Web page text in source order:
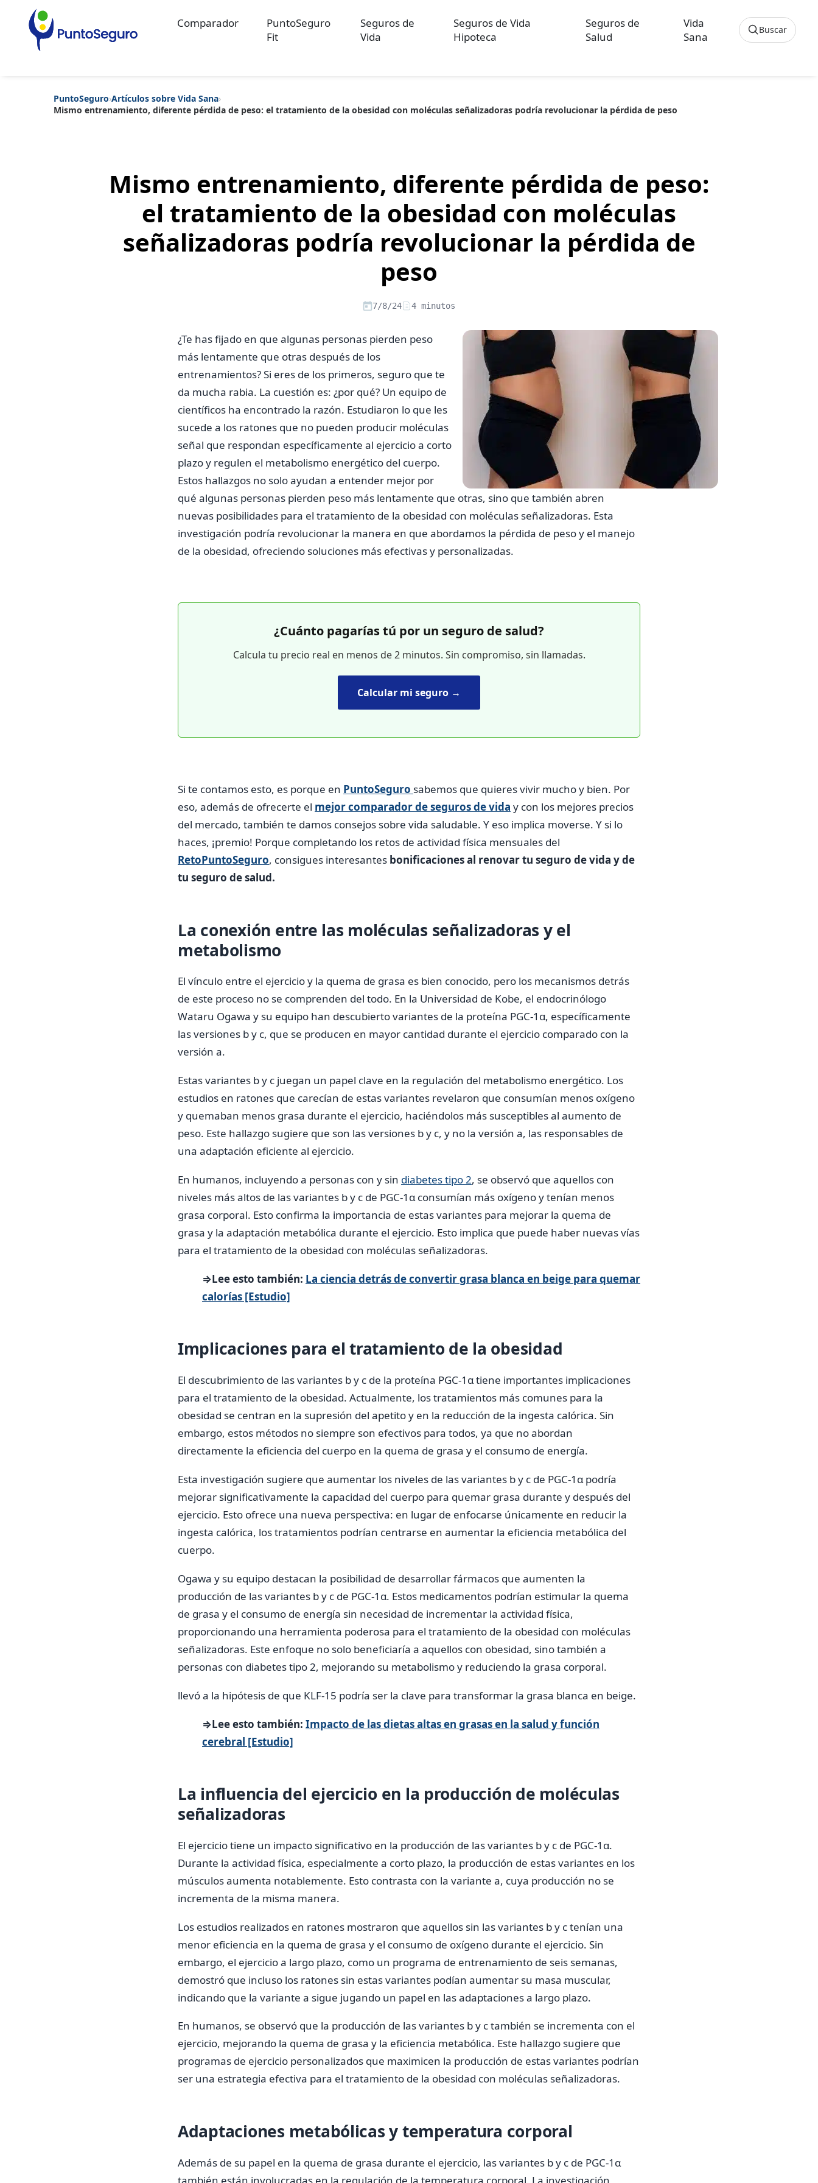
Categorías populares
Comparador
PuntoSeguro
Fit
Seguros de
Vida
Seguros de Vida
Hipoteca
Seguros de
Salud
Vida
Sana
Buscar
PuntoSeguro›Artículos sobre Vida Sana›
Mismo entrenamiento, diferente pérdida de peso: el tratamiento de la obesidad con moléculas señalizadoras podría revolucionar la pérdida de peso
Mismo entrenamiento, diferente pérdida de peso:
el tratamiento de la obesidad con moléculas
señalizadoras podría revolucionar la pérdida de
peso
7/8/24 4 minutos
¿Te has fijado en que algunas personas pierden peso
más lentamente que otras después de los
entrenamientos? Si eres de los primeros, seguro que te
da mucha rabia. La cuestión es: ¿por qué? Un equipo de
científicos ha encontrado la razón. Estudiaron lo que les
sucede a los ratones que no pueden producir moléculas
señal que respondan específicamente al ejercicio a corto
plazo y regulen el metabolismo energético del cuerpo.
Estos hallazgos no solo ayudan a entender mejor por
qué algunas personas pierden peso más lentamente que otras, sino que también abren
nuevas posibilidades para el tratamiento de la obesidad con moléculas señalizadoras. Esta
investigación podría revolucionar la manera en que abordamos la pérdida de peso y el manejo
de la obesidad, ofreciendo soluciones más efectivas y personalizadas.
¿Cuánto pagarías tú por un seguro de salud?
Calcula tu precio real en menos de 2 minutos. Sin compromiso, sin llamadas.
Calcular mi seguro →
Si te contamos esto, es porque en PuntoSeguro sabemos que quieres vivir mucho y bien. Por
eso, además de ofrecerte el mejor comparador de seguros de vida y con los mejores precios
del mercado, también te damos consejos sobre vida saludable. Y eso implica moverse. Y si lo
haces, ¡premio! Porque completando los retos de actividad física mensuales del
RetoPuntoSeguro, consigues interesantes bonificaciones al renovar tu seguro de vida y de
tu seguro de salud.
La conexión entre las moléculas señalizadoras y el
metabolismo
El vínculo entre el ejercicio y la quema de grasa es bien conocido, pero los mecanismos detrás
de este proceso no se comprenden del todo. En la Universidad de Kobe, el endocrinólogo
Wataru Ogawa y su equipo han descubierto variantes de la proteína PGC-1α, específicamente
las versiones b y c, que se producen en mayor cantidad durante el ejercicio comparado con la
versión a.
Estas variantes b y c juegan un papel clave en la regulación del metabolismo energético. Los
estudios en ratones que carecían de estas variantes revelaron que consumían menos oxígeno
y quemaban menos grasa durante el ejercicio, haciéndolos más susceptibles al aumento de
peso. Este hallazgo sugiere que son las versiones b y c, y no la versión a, las responsables de
una adaptación eficiente al ejercicio.
En humanos, incluyendo a personas con y sin diabetes tipo 2, se observó que aquellos con
niveles más altos de las variantes b y c de PGC-1α consumían más oxígeno y tenían menos
grasa corporal. Esto confirma la importancia de estas variantes para mejorar la quema de
grasa y la adaptación metabólica durante el ejercicio. Esto implica que puede haber nuevas vías
para el tratamiento de la obesidad con moléculas señalizadoras.
⇒Lee esto también: La ciencia detrás de convertir grasa blanca en beige para quemar
calorías [Estudio]
Implicaciones para el tratamiento de la obesidad
El descubrimiento de las variantes b y c de la proteína PGC-1α tiene importantes implicaciones
para el tratamiento de la obesidad. Actualmente, los tratamientos más comunes para la
obesidad se centran en la supresión del apetito y en la reducción de la ingesta calórica. Sin
embargo, estos métodos no siempre son efectivos para todos, ya que no abordan
directamente la eficiencia del cuerpo en la quema de grasa y el consumo de energía.
Esta investigación sugiere que aumentar los niveles de las variantes b y c de PGC-1α podría
mejorar significativamente la capacidad del cuerpo para quemar grasa durante y después del
ejercicio. Esto ofrece una nueva perspectiva: en lugar de enfocarse únicamente en reducir la
ingesta calórica, los tratamientos podrían centrarse en aumentar la eficiencia metabólica del
cuerpo.
Ogawa y su equipo destacan la posibilidad de desarrollar fármacos que aumenten la
producción de las variantes b y c de PGC-1α. Estos medicamentos podrían estimular la quema
de grasa y el consumo de energía sin necesidad de incrementar la actividad física,
proporcionando una herramienta poderosa para el tratamiento de la obesidad con moléculas
señalizadoras. Este enfoque no solo beneficiaría a aquellos con obesidad, sino también a
personas con diabetes tipo 2, mejorando su metabolismo y reduciendo la grasa corporal.
llevó a la hipótesis de que KLF-15 podría ser la clave para transformar la grasa blanca en beige.
⇒Lee esto también: Impacto de las dietas altas en grasas en la salud y función
cerebral [Estudio]
La influencia del ejercicio en la producción de moléculas
señalizadoras
El ejercicio tiene un impacto significativo en la producción de las variantes b y c de PGC-1α.
Durante la actividad física, especialmente a corto plazo, la producción de estas variantes en los
músculos aumenta notablemente. Esto contrasta con la variante a, cuya producción no se
incrementa de la misma manera.
Los estudios realizados en ratones mostraron que aquellos sin las variantes b y c tenían una
menor eficiencia en la quema de grasa y el consumo de oxígeno durante el ejercicio. Sin
embargo, el ejercicio a largo plazo, como un programa de entrenamiento de seis semanas,
demostró que incluso los ratones sin estas variantes podían aumentar su masa muscular,
indicando que la variante a sigue jugando un papel en las adaptaciones a largo plazo.
En humanos, se observó que la producción de las variantes b y c también se incrementa con el
ejercicio, mejorando la quema de grasa y la eficiencia metabólica. Este hallazgo sugiere que
programas de ejercicio personalizados que maximicen la producción de estas variantes podrían
ser una estrategia efectiva para el tratamiento de la obesidad con moléculas señalizadoras.
Adaptaciones metabólicas y temperatura corporal
Además de su papel en la quema de grasa durante el ejercicio, las variantes b y c de PGC-1α
también están involucradas en la regulación de la temperatura corporal. La investigación